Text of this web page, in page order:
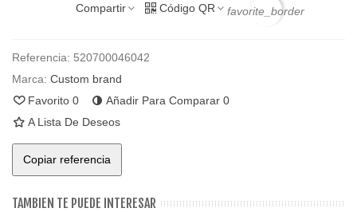
Compartir Código QR favorite_border
Referencia: 520700046042
Marca: Custom brand
Favorito 0 Añadir Para Comparar 0
A Lista De Deseos
Copiar referencia
TAMBIEN TE PUEDE INTERESAR